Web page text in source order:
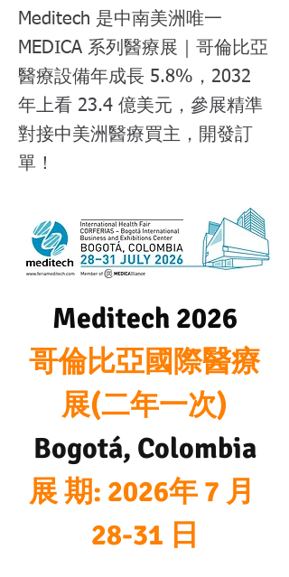
Meditech 是中南美洲唯一
MEDICA 系列醫療展｜哥倫比亞
醫療設備年成長 5.8%，2032
年上看 23.4 億美元，參展精準
對接中美洲醫療買主，開發訂
單！
Meditech 2026
哥倫比亞國際醫療
展(二年一次)
Bogotá, Colombia
展 期: 2026年 7 月
28-31 日